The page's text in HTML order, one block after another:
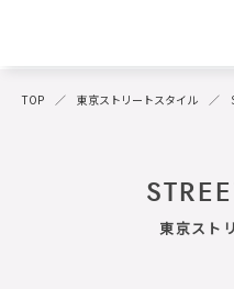
TOP 東京ストリートスタイル
東京スト